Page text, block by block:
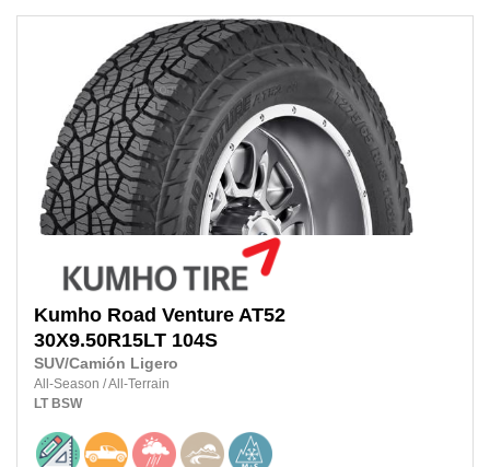
Kumho Road Venture AT52
30X9.50R15LT 104S
SUV/Camión Ligero
All-Season /All-Terrain
LT BSW